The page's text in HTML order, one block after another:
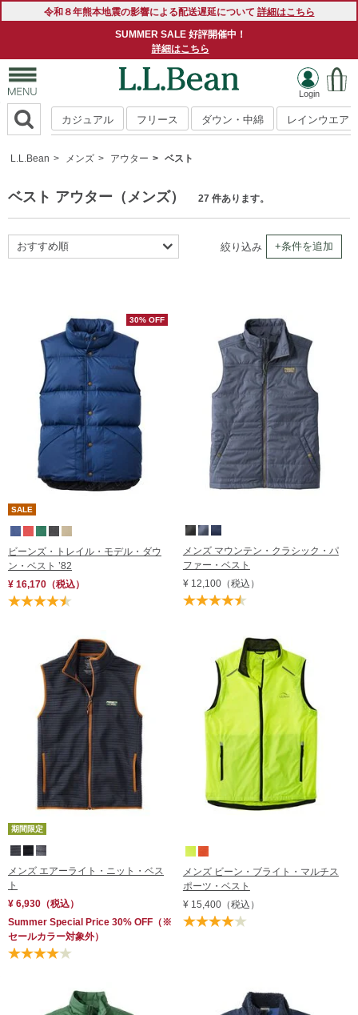
令和８年熊本地震の影響による配送遅延について 詳細はこちら
SUMMER SALE 好評開催中！
詳細はこちら
カジュアル フリース ダウン・中綿 レインウエア
L.L.Bean メンズ アウター ベスト
ベスト アウター（メンズ） 27 件あります。
おすすめ順
価格の安い順
価格の高い順
レビュー評価順
売れてる順
在庫順
絞り込み +条件を追加
30% OFF
SALE
ビーンズ・トレイル・モデル・ダウ
ン・ベスト ’82
¥ 16,170 （税込）
メンズ マウンテン・クラシック・パ
ファー・ベスト
¥ 12,100（税込）
期間限定
メンズ エアーライト・ニット・ベス
ト
¥ 6,930 （税込）
Summer Special Price 30% OFF （※
セールカラー対象外）
メンズ ビーン・ブライト・マルチス
ポーツ・ベスト
¥ 15,400（税込）